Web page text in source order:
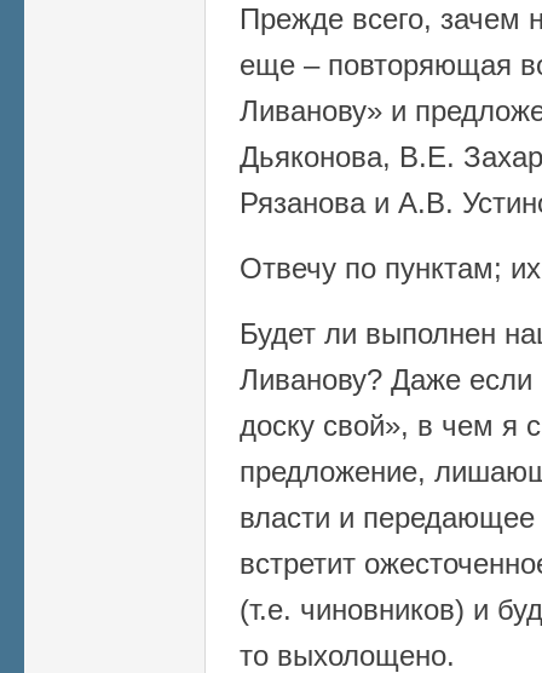
Прежде всего, зачем
еще – повторяющая
Ливанову» и
Дьяконова, В.Е.
Рязанова и А.В.
Отвечу по пунктам;
Будет ли выполнен
Ливанову? Даже
доску свой», в чем я
предложение,
власти и
встретит
(т.е. чиновников) и
то выхолощено.